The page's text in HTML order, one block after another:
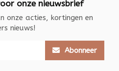
onze nieuwsbrief
onze acties, kortingen en
nieuws!
Abonneer